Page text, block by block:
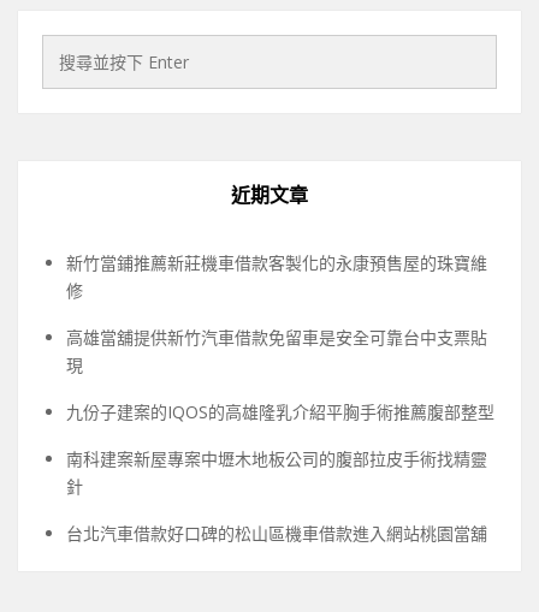
近期文章
新竹當鋪推薦新莊機車借款客製化的永康預售屋的珠寶維
修
高雄當舖提供新竹汽車借款免留車是安全可靠台中支票貼
現
九份子建案的IQOS的高雄隆乳介紹平胸手術推薦腹部整型
南科建案新屋專案中壢木地板公司的腹部拉皮手術找精靈
針
台北汽車借款好口碑的松山區機車借款進入網站桃園當舖